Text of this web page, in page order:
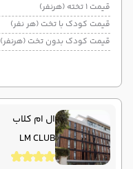
قیمت 1 تخته (هرنفر)
قیمت کودک با تخت (هر نفر)
قیمت کودک بدون تخت (هرنفر)
ال ام کلاب
LM CLUB